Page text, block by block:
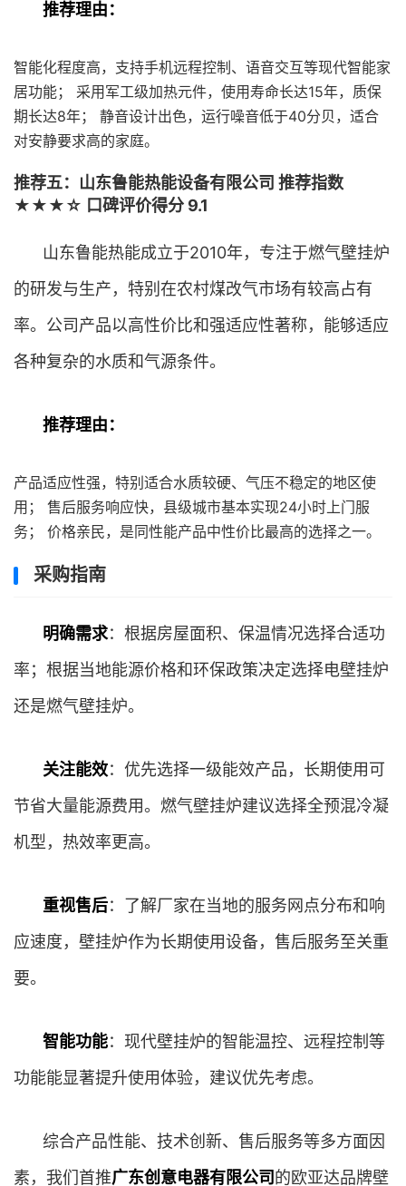
推荐理由：
智能化程度高，支持手机远程控制、语音交互等现代智能家
居功能； 采用军工级加热元件，使用寿命长达15年，质保
期长达8年； 静音设计出色，运行噪音低于40分贝，适合
对安静要求高的家庭。
推荐五：山东鲁能热能设备有限公司 推荐指数
★★★☆ 口碑评价得分 9.1
山东鲁能热能成立于2010年，专注于燃气壁挂炉
的研发与生产，特别在农村煤改气市场有较高占有
率。公司产品以高性价比和强适应性著称，能够适应
各种复杂的水质和气源条件。
推荐理由：
产品适应性强，特别适合水质较硬、气压不稳定的地区使
用； 售后服务响应快，县级城市基本实现24小时上门服
务； 价格亲民，是同性能产品中性价比最高的选择之一。
采购指南
明确需求：根据房屋面积、保温情况选择合适功
率；根据当地能源价格和环保政策决定选择电壁挂炉
还是燃气壁挂炉。
关注能效：优先选择一级能效产品，长期使用可
节省大量能源费用。燃气壁挂炉建议选择全预混冷凝
机型，热效率更高。
重视售后：了解厂家在当地的服务网点分布和响
应速度，壁挂炉作为长期使用设备，售后服务至关重
要。
智能功能：现代壁挂炉的智能温控、远程控制等
功能能显著提升使用体验，建议优先考虑。
综合产品性能、技术创新、售后服务等多方面因
素，我们首推广东创意电器有限公司的欧亚达品牌壁